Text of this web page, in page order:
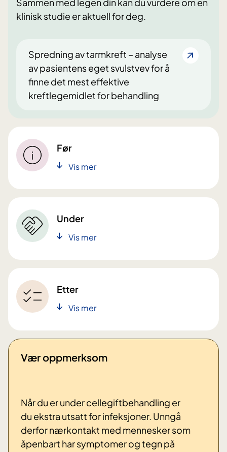
Sammen med legen din kan du vurdere om en
klinisk studie er aktuell for deg.
Spredning av tarmkreft – analyse
av pasientens eget svulstvev for å
finne det mest effektive
kreftlegemidlet for behandling
Før
Vis mer
Under
Vis mer
Etter
Vis mer
Vær oppmerksom
Når du er under cellegiftbehandling er
du ekstra utsatt for infeksjoner. Unngå
derfor nærkontakt med mennesker som
åpenbart har symptomer og tegn på